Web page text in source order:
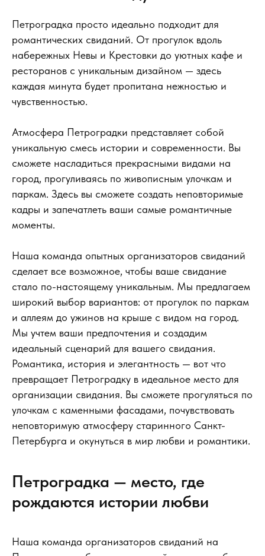
Петроградка просто идеально подходит для
романтических свиданий. От прогулок вдоль
набережных Невы и Крестовки до уютных кафе и
ресторанов с уникальным дизайном — здесь
каждая минута будет пропитана нежностью и
чувственностью.
Атмосфера Петроградки представляет собой
уникальную смесь истории и современности. Вы
сможете насладиться прекрасными видами на
город, прогуливаясь по живописным улочкам и
паркам. Здесь вы сможете создать неповторимые
кадры и запечатлеть ваши самые романтичные
моменты.
Наша команда опытных организаторов свиданий
сделает все возможное, чтобы ваше свидание
стало по-настоящему уникальным. Мы предлагаем
широкий выбор вариантов: от прогулок по паркам
и аллеям до ужинов на крыше с видом на город.
Мы учтем ваши предпочтения и создадим
идеальный сценарий для вашего свидания.
Романтика, история и элегантность — вот что
превращает Петроградку в идеальное место для
организации свидания. Вы сможете прогуляться по
улочкам с каменными фасадами, почувствовать
неповторимую атмосферу старинного Санкт-
Петербурга и окунуться в мир любви и романтики.
Петроградка — место, где
рождаются истории любви
Наша команда организаторов свиданий на